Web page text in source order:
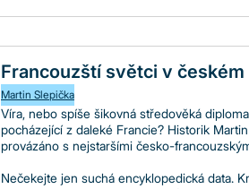
Francouzští světci v
Martin Slepička
Víra, nebo spíše šikovná středověká
pocházející z daleké Francie? Historik
provázáno s nejstaršími česko-
Nečekejte jen suchá encyklopedická data.